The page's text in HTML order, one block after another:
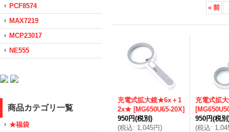
PCF8574
MAX7219
MCP23017
NE555
商品カテゴリ一覧
★福袋
« 前
充電式拡大鏡★6x＋1
2x★ [MG650U65-20X]
950円(税別)
(税込: 1,045円)
充電式拡
[
950円(税別
(税込: